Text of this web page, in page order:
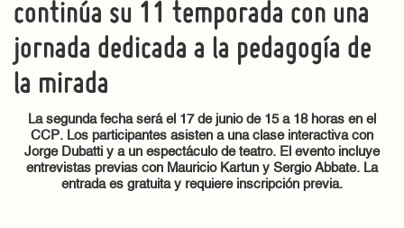
continúa su 11 temporada con una
jornada dedicada a la pedagogía de
la mirada
La segunda fecha será el 17 de junio de 15 a 18 horas en el
CCP. Los participantes asisten a una clase interactiva con
Jorge Dubatti y a un espectáculo de teatro. El evento incluye
entrevistas previas con Mauricio Kartun y Sergio Abbate. La
entrada es gratuita y requiere inscripción previa.